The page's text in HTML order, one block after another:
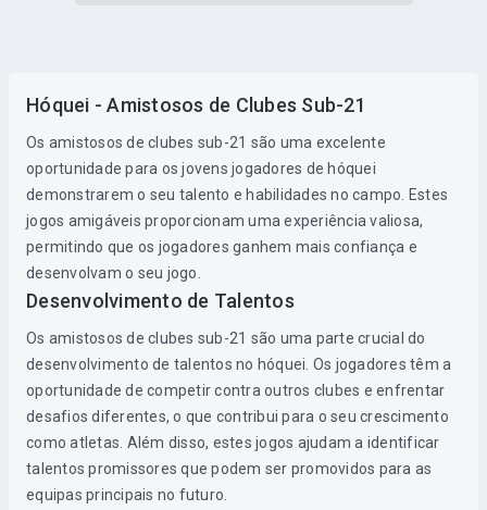
Hóquei - Amistosos de Clubes Sub-21
Os amistosos de clubes sub-21 são uma excelente
oportunidade para os jovens jogadores de hóquei
demonstrarem o seu talento e habilidades no campo. Estes
jogos amigáveis proporcionam uma experiência valiosa,
permitindo que os jogadores ganhem mais confiança e
desenvolvam o seu jogo.
Desenvolvimento de Talentos
Os amistosos de clubes sub-21 são uma parte crucial do
desenvolvimento de talentos no hóquei. Os jogadores têm a
oportunidade de competir contra outros clubes e enfrentar
desafios diferentes, o que contribui para o seu crescimento
como atletas. Além disso, estes jogos ajudam a identificar
talentos promissores que podem ser promovidos para as
equipas principais no futuro.